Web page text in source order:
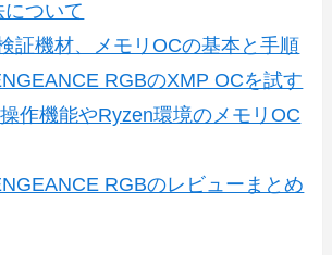
ついて
証機材、メモリOCの基本と手順
RGBのXMP OCを試す
作機能やRyzen環境のメモリOC
RGBのレビューまとめ